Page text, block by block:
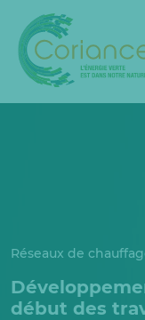
Réseaux de
début des